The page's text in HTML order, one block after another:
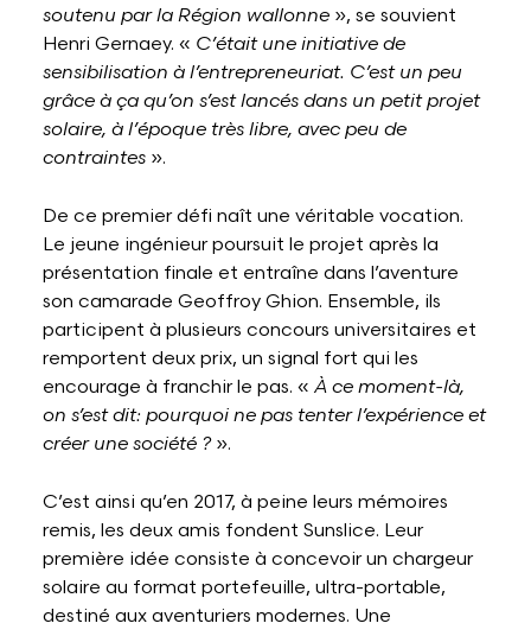
soutenu par la Région wallonne », se souvient
Henri Gernaey. « C’était une initiative de
sensibilisation à l’entrepreneuriat. C’est un peu
grâce à ça qu’on s’est lancés dans un petit projet
solaire, à l’époque très libre, avec peu de
contraintes ».
De ce premier défi naît une véritable vocation.
Le jeune ingénieur poursuit le projet après la
présentation finale et entraîne dans l’aventure
son camarade Geoffroy Ghion. Ensemble, ils
participent à plusieurs concours universitaires et
remportent deux prix, un signal fort qui les
encourage à franchir le pas. « À ce moment-là,
on s’est dit: pourquoi ne pas tenter l’expérience et
créer une société ?».
C’est ainsi qu’en 2017, à peine leurs mémoires
remis, les deux amis fondent Sunslice. Leur
première idée consiste à concevoir un chargeur
solaire au format portefeuille, ultra-portable,
destiné aux aventuriers modernes. Une